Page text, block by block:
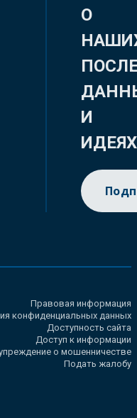
О
И
ИДЕЯХ
Правовая информация
конфиденциальных данных
Доступность сайта
Доступ к информации
о мошенничестве
Подать жалобу